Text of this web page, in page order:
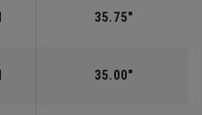
35.75"
35.00"